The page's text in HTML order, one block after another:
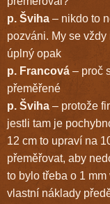
p. Šviha – nikdo to
pozváni. My se
úplný opak
p. Francová – proč
přeměřené
p. Šviha – protože
jestli tam je
12 cm to upraví na
přeměřovat, aby
to bylo třeba o 1
vlastní náklady